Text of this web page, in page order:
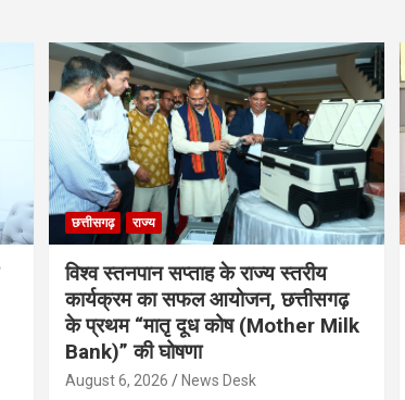
छत्तीसगढ़ राज्य
विश्व स्तनपान सप्ताह के राज्य स्तरीय
कार्यक्रम का सफल आयोजन, छत्तीसगढ़
के प्रथम “मातृ दूध कोष (Mother Milk
Bank)” की घोषणा
August 6, 2026 News Desk